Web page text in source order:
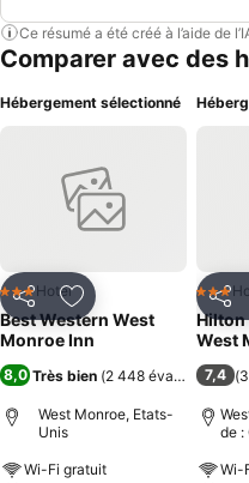
Ce résumé a été créé à l’aide de
Comparer avec des
Hébergement sélectionné
PartagerAjouter à mes
3 ÉtoilesHotel
Best Western West
Monroe Inn
8,0 Très bien (2 448 évaluations)
West Monroe, Etats-
Unis
Wi-Fi gratuit
3 Étoiles
Hilton
West
7,4 (
de :
Wi-